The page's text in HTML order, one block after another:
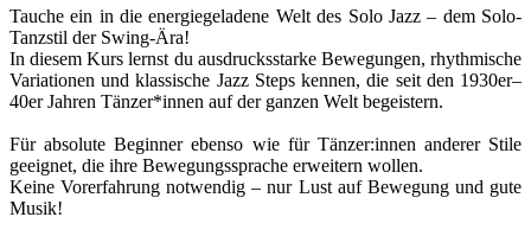
Tauche ein in die energiegeladene Welt des Solo Jazz – dem Solo-
Tanzstil der Swing-Ära!
In diesem Kurs lernst du ausdrucksstarke Bewegungen, rhythmische
Variationen und klassische Jazz Steps kennen, die seit den 1930er–
40er Jahren Tänzer*innen auf der ganzen Welt begeistern.
Für absolute Beginner ebenso wie für Tänzer:innen anderer Stile
geeignet, die ihre Bewegungssprache erweitern wollen.
Keine Vorerfahrung notwendig – nur Lust auf Bewegung und gute
Musik!